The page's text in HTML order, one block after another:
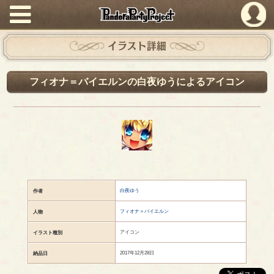
PandoraPartyProject
イラスト詳細
フィオナ＝バイエルンの白夜ゆうによるアイコン
作者 白夜ゆう
人物 フィオナ＝バイエルン
イラスト種別 アイコン
納品日 2017年12月28日